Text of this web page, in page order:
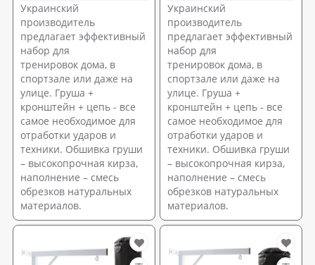
Украинский
производитель
предлагает эффективный
набор для
тренировок дома, в
спортзале или даже на
улице. Груша +
кронштейн + цепь - все
самое необходимое для
отработки ударов и
техники. Обшивка груши
– высокопрочная кирза,
наполнение – смесь
обрезков натуральных
материалов.
Украинский
производитель
предлагает эффективный
набор для
тренировок дома, в
спортзале или даже на
улице. Груша +
кронштейн + цепь - все
самое необходимое для
отработки ударов и
техники. Обшивка груши
– высокопрочная кирза,
наполнение – смесь
обрезков натуральных
материалов.